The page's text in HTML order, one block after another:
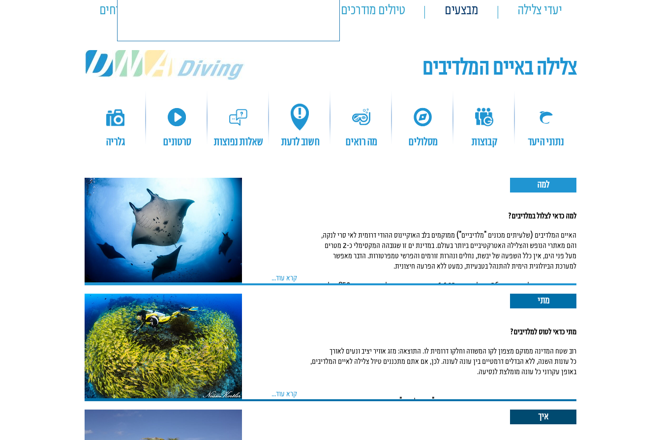
יעדי צלילה מבצעים טיולים מודרכים ביטוחים
צלילה באיים המלדיבים
נתוני היעד קבוצות מסלולים מה רואים חשוב לדעת שאלות נפוצות סרטונים גלריה
למה
למה כדאי לצלול במלדיבים?
האיים המלדיבים (שלעיתים מכונים "מלדיביים") ממוקמים בלב האוקיינוס ההודי דרומית לאי סרי לנקה,
והם מאתרי הנופש והצלילה האטרקטיביים ביותר בעולם. במדינת ים זו שגובהה המקסימלי כ-2 מטרים
מעל פני הים, אין כלל השפעה של יבשת, נחלים ונהרות זורמים והפרשי טמפרטורות. הדבר מאפשר
למערכת הביולוגית הימית להתנהל בטבעיות, כמעט ללא הפרעה חיצונית.
שרשרת האיים המלדיבים מונה 26 אטולים, בהם 1,192 איים המשתרעים על רמה באורך כ-850 קילומטרים.
האיים והאטולים הם בית גידול אדיר מימדים ומקום מחייה ומחסה לאלפי מינים של בעלי חיים מקומיים,
שמציגים מופע מרהיב. בנוסף, הם מהווים תחנת מעבר חשובה ליצורי הים הפתוח הנודדים באוקיינוס.
שרשרת המזון במלדיבים היא מושלמת: זרמי האוקיינוס מרימים מהקרקעית כמויות גדולות של פלנקטון,
המזין את בעלי החיים הזעירים ואת המנטות המרהיבות, שהאוכלוסייה שלהן במלדיבים היא הגדולה ביותר בעולם.
קרא עוד...
מתי
מתי כדאי לטוס למלדיבים?
רוב שטח המדינה ממוקם מצפון לקו המשווה וחלקו דרומית לו. התוצאה: מזג אוויר יציב ונעים לאורך
כל עונות השנה, ללא הבדלים דרמטיים בין עונה לעונה. לכן, אם אתם מתכננים טיול צלילה לאיים המלדיבים,
באופן עקרוני כל עונה מומלצת לנסיעה.
עם זאת, קיימת תקופה מבוקשת יותר ותקופה שנחשבת "מחוץ לעונה", כאשר החודשים המבוקשים
ביותר הם נובמבר עד אפריל. גם בתקופה שמתחילה במאי ומסתיימת באוקטובר לרוב מזג האוויר אינו
הפכפך, אך תיתכן עננות קלה לאורך היום ואף גשמים טרופים מקומיים.
קרא עוד...
איך